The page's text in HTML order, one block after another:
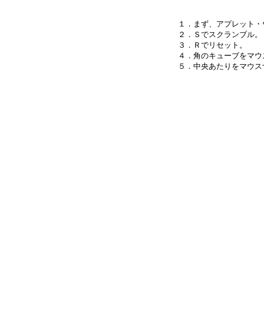
１．まず、アプレット
２．Ｓでスクランブル。
３．Ｒでリセット。
４．角のキューブをマ